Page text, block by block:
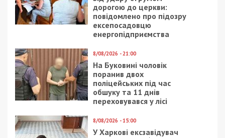
6/09/2020 - 8:00
Коронавирус в Днепре:
зафиксировали еще
одну смерть
1/07/2025 - 8:45
Вночі ворог вдарив
безпілотниками по
фермерських
господарствах у
Синельниківському